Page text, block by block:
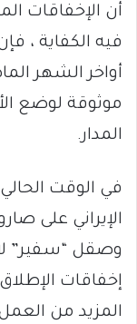
أن الإخفاقات
فيه الكفاية ،
أواخر الشهر
موثوقة لوضع
المدار.
في الوقت
الإيراني على
وصقل “سفير”
المزيد من